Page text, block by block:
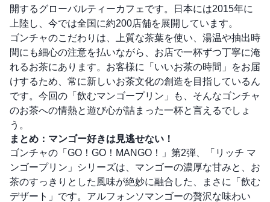
開するグローバルティーカフェです。日本には2015年に
上陸し、今では全国に約200店舗を展開しています。
ゴンチャのこだわりは、上質な茶葉を使い、湯温や抽出時
間にも細心の注意を払いながら、お店で一杯ずつ丁寧に淹
れるお茶にあります。お客様に「いいお茶の時間」をお届
けするため、常に新しいお茶文化の創造を目指しているん
です。今回の「飲むマンゴープリン」も、そんなゴンチャ
のお茶への情熱と遊び心が詰まった一杯と言えるでしょ
う。
まとめ：マンゴー好きは見逃せない！
ゴンチャの「GO！GO！MANGO！」第2弾、「リッチ マ
ンゴープリン」シリーズは、マンゴーの濃厚な甘みと、お
茶のすっきりとした風味が絶妙に融合した、まさに「飲む
デザート」です。アルフォンソマンゴーの贅沢な味わい